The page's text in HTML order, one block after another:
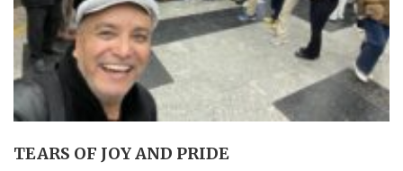
TEARS OF JOY AND PRIDE